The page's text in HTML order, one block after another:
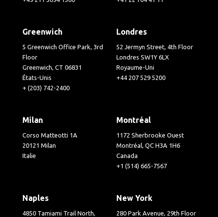
Greenwich
5 Greenwich Office Park, 3rd
Floor
Greenwich, CT 06831
États-Unis
+ (203) 742-2400
Londres
52 Jermyn Street, 4th Floor
Londres SW1Y 6LX
Royaume-Uni
+44 207 529 5200
Milan
Corso Matteotti 1A
20121 Milan
Italie
Montréal
1172 Sherbrooke Ouest
Montréal, QC H3A 1H6
Canada
+1 (514) 665-7567
Naples
4850 Tamiami Trail North,
New York
280 Park Avenue, 29th Floor